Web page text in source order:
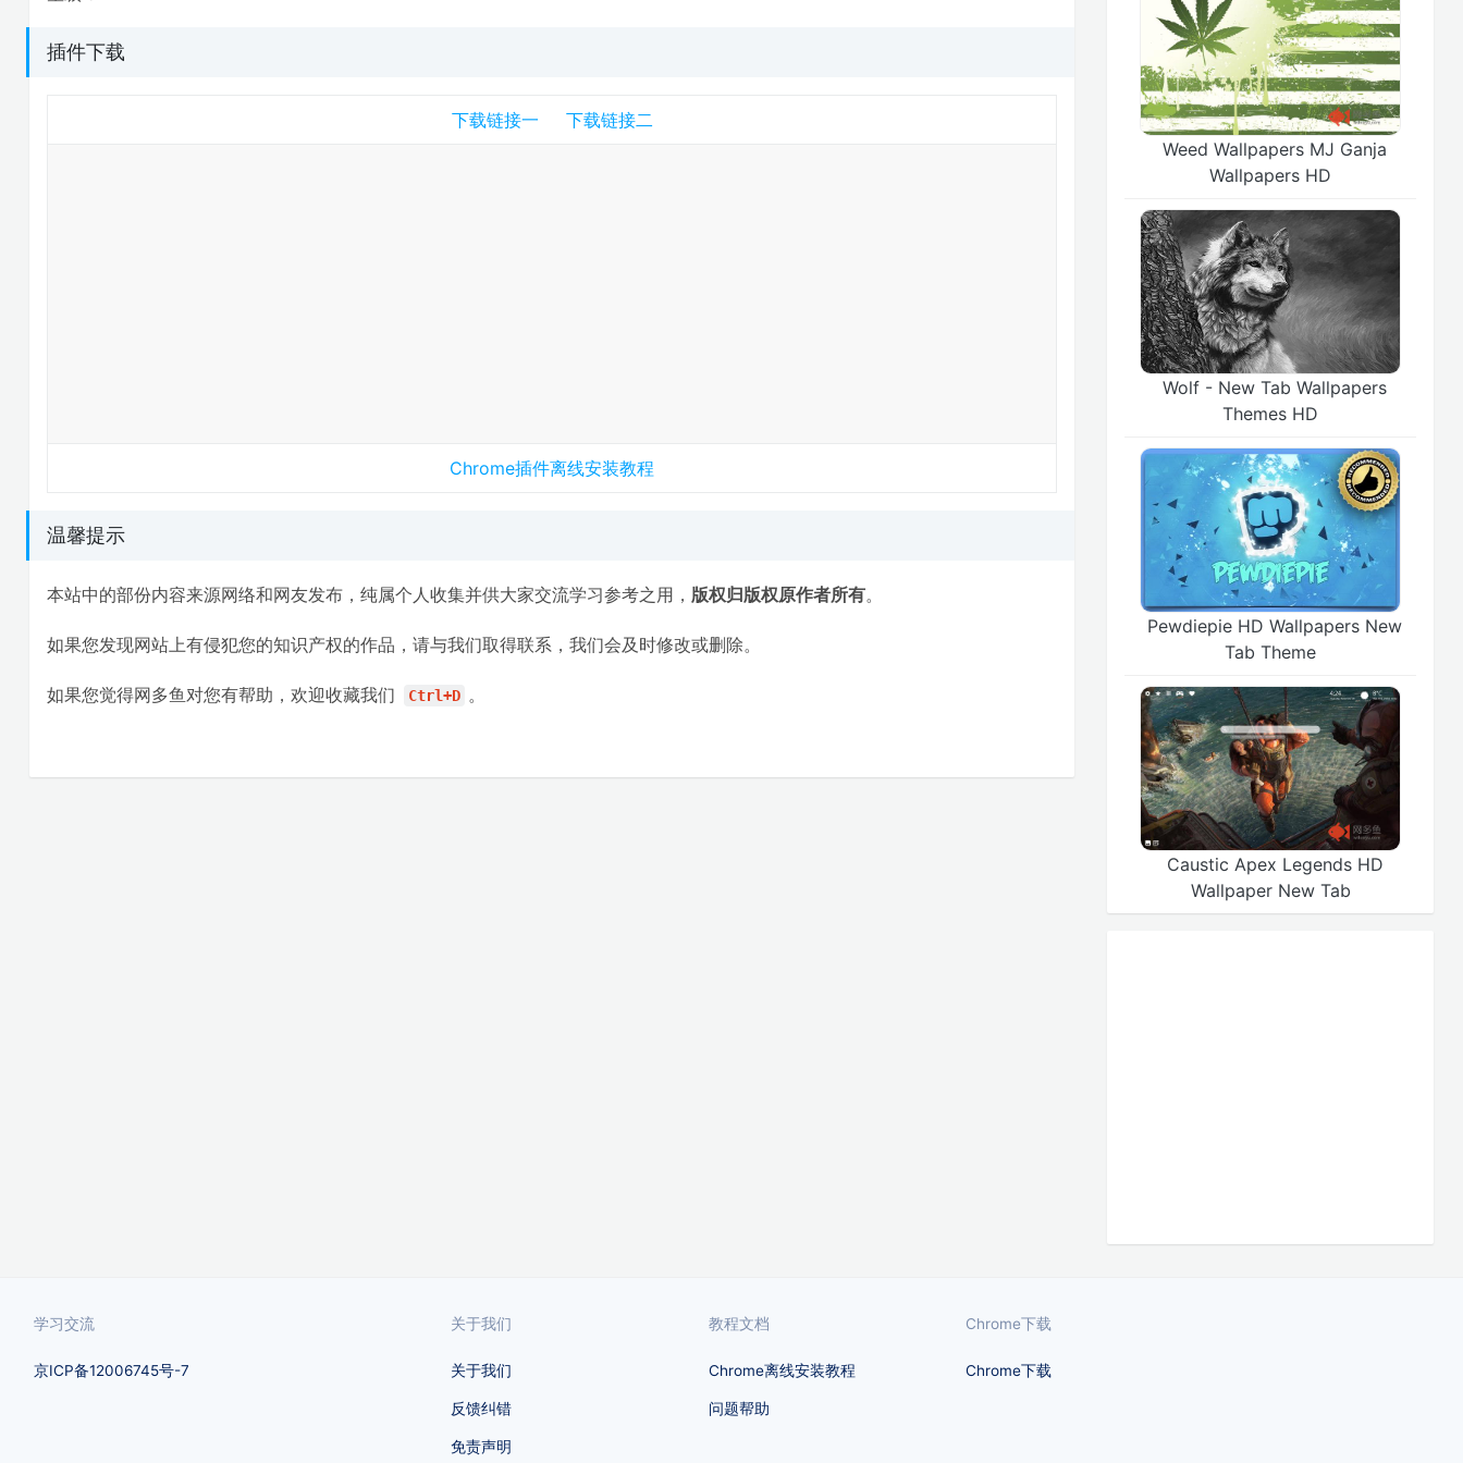
插件下载
下载链接一 下载链接二
Chrome插件离线安装教程
温馨提示
本站中的部份内容来源网络和网友发布，纯属个人收集并供大家交流学习参考之用， 版权归版权原作者所有。
如果您发现网站上有侵犯您的知识产权的作品，请与我们取得联系，我们会及时修改或删除。
如果您觉得网多鱼对您有帮助，欢迎收藏我们 Ctrl+D 。
Weed Wallpapers MJ Ganja
Wallpapers HD
Wolf - New Tab Wallpapers
Themes HD
Pewdiepie HD Wallpapers New
Tab Theme
Caustic Apex Legends HD
Wallpaper New Tab
学习交流
京ICP备12006745号-7
关于我们
关于我们
反馈纠错
免责声明
教程文档
Chrome离线安装教程
问题帮助
Chrome下载
Chrome下载